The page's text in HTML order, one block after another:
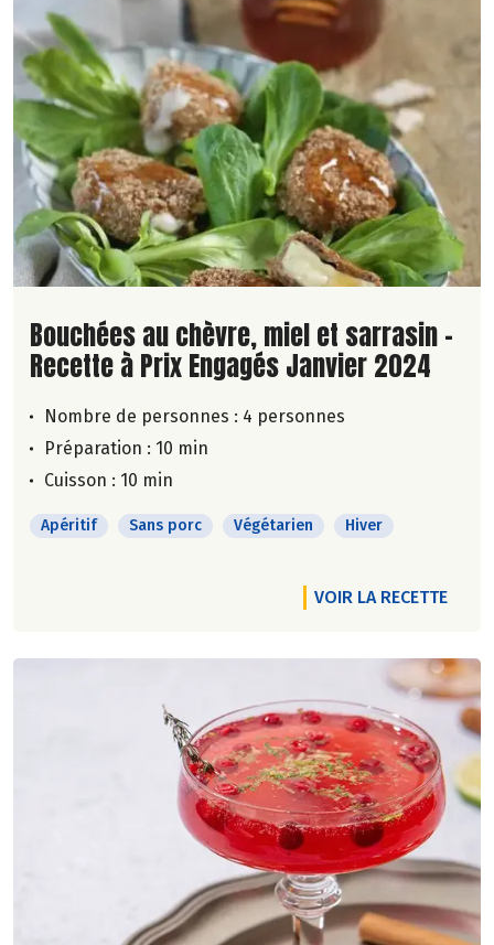
Lire la suite de la recette
Bouchées au chèvre, miel et sarrasin -
Recette à Prix Engagés Janvier 2024
Nombre de personnes : 4 personnes
Préparation : 10 min
Cuisson : 10 min
Apéritif Sans porc Végétarien Hiver
VOIR LA RECETTE